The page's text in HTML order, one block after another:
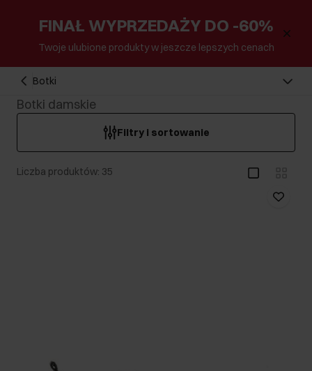
FINAŁ WYPRZEDAŻY DO -60%
Twoje ulubione produkty w jeszcze lepszych cenach
Botki
Botki damskie
Filtry i sortowanie
Liczba produktów: 35